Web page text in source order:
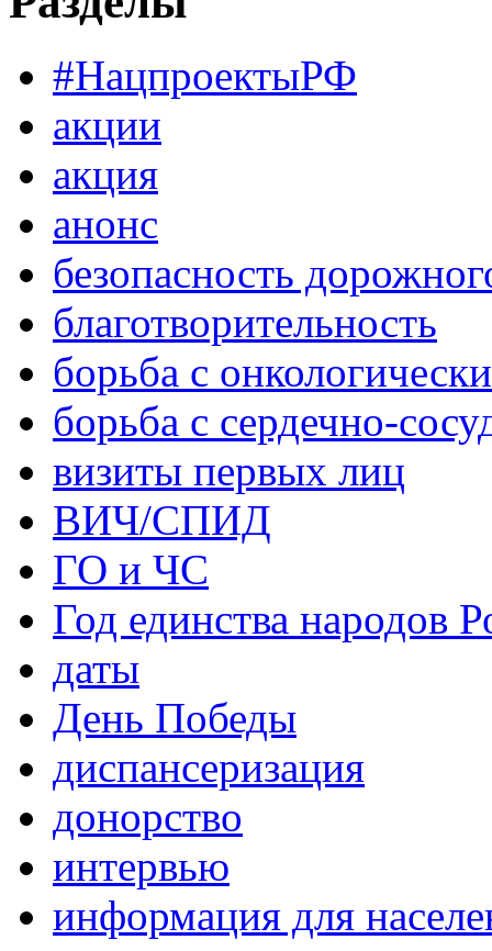
#НацпроектыРФ
акции
акция
анонс
безопасность
благотворительность
борьба с
борьба с сердечно-
визиты первых лиц
ВИЧ/СПИД
ГО и ЧС
Год единства народов
даты
День Победы
диспансеризация
донорство
интервью
информация для